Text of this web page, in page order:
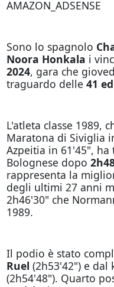
AMAZON_ADSENSE
Sono lo spagnolo
Noora Honkala i
2024, gara che
traguardo delle 41
L'atleta classe 1989,
Maratona di Siviglia
Azpeitia in 61'45",
Bolognese dopo
rappresenta la
degli ultimi 27 anni
2h46'30" che
1989.
Il podio è stato
Ruel (2h53'42") e dal
(2h54'48"). Quarto